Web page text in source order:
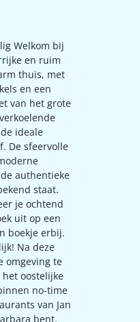
Welkom bij
en ruim
thuis, met
en een
van het grote
ideale
De sfeervolle
authentieke
staat.
je ochtend
uit op een
boekje erbij.
Na deze
omgeving te
oostelijke
no-time
van Jan
bent.